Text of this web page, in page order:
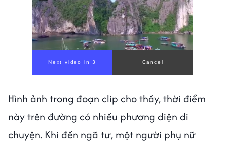
Next video in 1 Cancel
Hình ảnh trong đoạn clip cho thấy, thời điểm
này trên đường có nhiều phương diện di
chuyện. Khi đến ngã tư, một người phụ nữ